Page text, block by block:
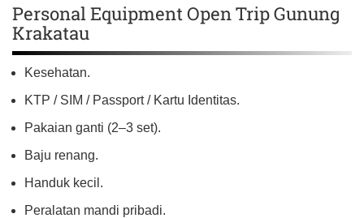
Personal Equipment Open Trip Gunung
Krakatau
Kesehatan.
KTP / SIM / Passport / Kartu Identitas.
Pakaian ganti (2–3 set).
Baju renang.
Handuk kecil.
Peralatan mandi pribadi.